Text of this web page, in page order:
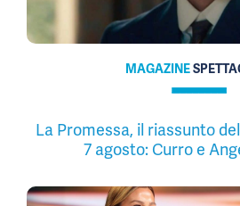
MAGAZINE
La Promessa, il riassunto
7 agosto: Curro e